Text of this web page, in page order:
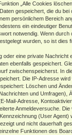
„Alle Cookies
gespeichert, die du bei
persönlichem Bereich
ein eindeutiger
notwendig. Wenn durch
wurden, so ist dies
oder eine private Nachricht
ebenfalls gespeichert.
zwischenspeicherst. In
Die IP-Adresse wird
Löschen und
und Umfragen),
Mail-Adresse,
Anmeldeversuche.
(User Agent)
und nicht dauerhaft
Funktionen des